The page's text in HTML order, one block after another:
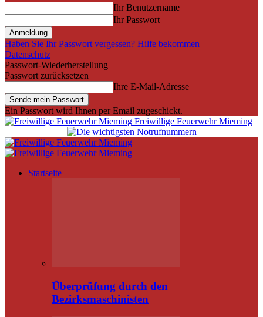
Ihr Benutzername
Ihr Passwort
Haben Sie Ihr Passwort vergessen? Hilfe bekommen
Datenschutz
Passwort-Wiederherstellung
Passwort zurücksetzen
Ihre E-Mail-Adresse
Ein Passwort wird Ihnen per Email zugeschickt.
Freiwillige Feuerwehr Mieming
Startseite
Überprüfung durch den
Bezirksmaschinisten